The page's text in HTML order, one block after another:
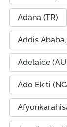
Adana (TR)
Addis
Adelaide
Ado Ekiti